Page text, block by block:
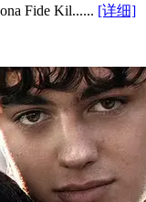
Fide Kil...... [详细]